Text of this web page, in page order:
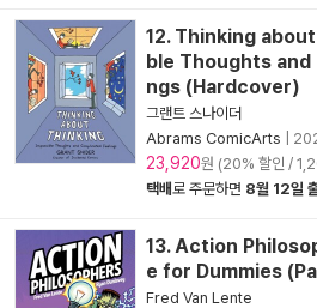
12. Thinking
ble Thoughts and
ngs (Hardcover)
그랜트 스나이더
Abrams ComicArts
23,920원 (20% 할인 /
택배로 주문하면 8월 12일
13. Action
e for Dummies
Fred Van Lente